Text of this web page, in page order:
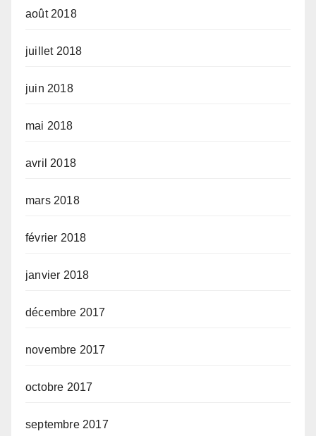
août 2018
juillet 2018
juin 2018
mai 2018
avril 2018
mars 2018
février 2018
janvier 2018
décembre 2017
novembre 2017
octobre 2017
septembre 2017